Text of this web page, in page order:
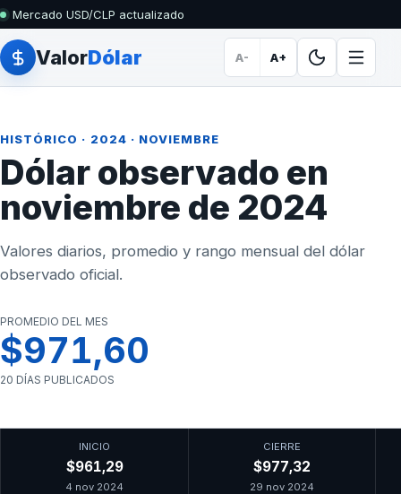
Mercado USD/CLP actualizado
ValorDólar A- A+
HISTÓRICO · 2024 · NOVIEMBRE
Dólar observado en
noviembre de 2024
Valores diarios, promedio y rango mensual del dólar
observado oficial.
PROMEDIO DEL MES
$971,60
20 DÍAS PUBLICADOS
INICIO
$961,29
4 nov 2024
CIERRE
$977,32
29 nov 2024